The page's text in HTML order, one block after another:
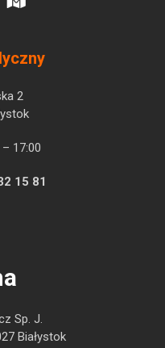
2
17:00
15 81
Sp. J.
Białystok